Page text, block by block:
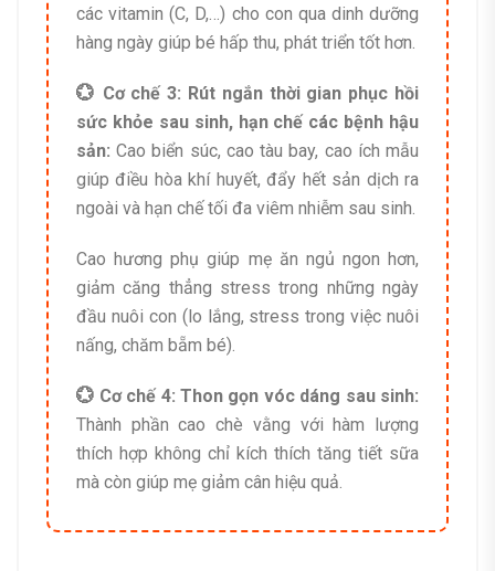
các vitamin (C, D,…) cho con qua dinh dưỡng
hàng ngày giúp bé hấp thu, phát triển tốt hơn.
💮 Cơ chế 3: Rút ngắn thời gian phục hồi
sức khỏe sau sinh, hạn chế các bệnh hậu
sản: Cao biển súc, cao tàu bay, cao ích mẫu
giúp điều hòa khí huyết, đẩy hết sản dịch ra
ngoài và hạn chế tối đa viêm nhiễm sau sinh.
Cao hương phụ giúp mẹ ăn ngủ ngon hơn,
giảm căng thẳng stress trong những ngày
đầu nuôi con (lo lắng, stress trong việc nuôi
nấng, chăm bẵm bé).
💮 Cơ chế 4: Thon gọn vóc dáng sau sinh:
Thành phần cao chè vằng với hàm lượng
thích hợp không chỉ kích thích tăng tiết sữa
mà còn giúp mẹ giảm cân hiệu quả.